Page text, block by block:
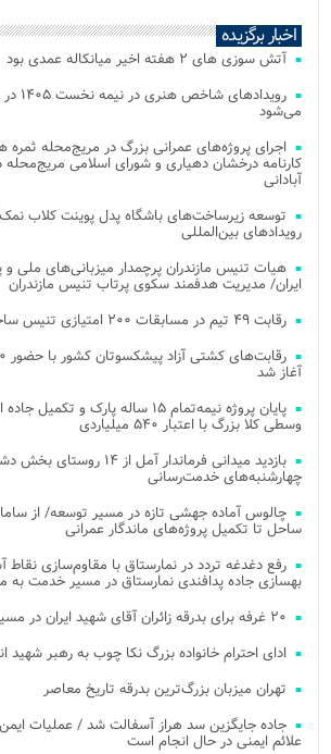
اخبار برگزیده
آتش‌ سوزی‌ های ۲ هفته اخیر میانکاله عمدی بود
می‌شود
اجرای پروژه‌های عمرانی بزرگ در مریج‌محله
کارنامه درخشان دهیاری و شورای اسلامی
آبادانی
توسعه زیرساخت‌های باشگاه پدل پوینت کلاب
رویدادهای بین‌المللی
هیات تنیس مازندران پرچمدار میزبانی‌های ملی
ایران/ مدیریت هدفمند سکوی پرتاب تنیس مازندران
رقابت ۴۹ تیم در مسابقات ۲۰۰ امتیازی تنیس ساحلی کشور در مازندران
آغاز شد
وسطی کلا بزرگ با اعتبار ۵۴۰ میلیاردی
بازدید میدانی فرماندار آمل از ۱۴
چهارشنبه‌های خدمت‌رسانی
ساحل تا تکمیل پروژه‌های ماندگار عمرانی
رفع دغدغه تردد در نمارستاق با مقاوم‌سازی
بهسازی جاده پدافندی نمارستاق در مسیر خدمت به
۲۰ غرفه برای بدرقه زائران آقای شهید ایران در مسیر طریق الرضا برپا شد
ادای احترام خانواده بزرگ نکا چوب به رهبر شهید
تهران میزبان بزرگ‌ترین بدرقه تاریخ معاصر
جاده جایگزین سد هراز آسفالت شد / عملیات
علائم ایمنی در حال انجام است